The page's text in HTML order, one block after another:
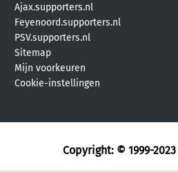
Ajax.supporters.nl
Feyenoord.supporters.nl
PSV.supporters.nl
Sitemap
Mijn voorkeuren
Cookie-instellingen
Copyright: © 1999-2023